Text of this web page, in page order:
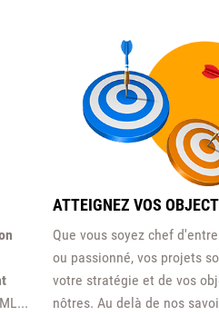
ATTEIGNEZ VOS
Que vous soyez chef
ou passionné, vos projets
votre stratégie et de vos
nôtres. Au delà de nos